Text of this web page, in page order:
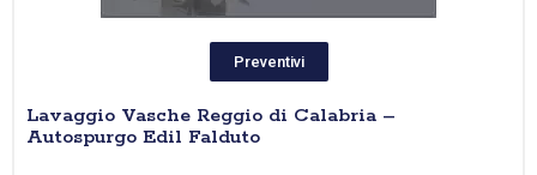
Preventivi
Lavaggio Vasche Reggio di Calabria –
Autospurgo Edil Falduto